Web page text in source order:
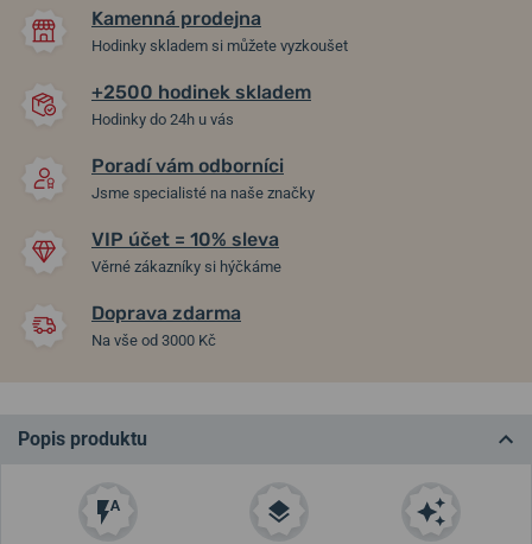
Kamenná prodejna
Hodinky skladem si můžete vyzkoušet
+2500 hodinek skladem
Hodinky do 24h u vás
Poradí vám odborníci
Jsme specialisté na naše značky
VIP účet = 10% sleva
Věrné zákazníky si hýčkáme
Doprava zdarma
Na vše od 3000 Kč
Popis produktu